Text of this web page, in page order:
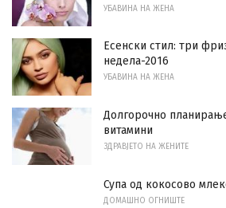
УБАВИНА НА ЖЕНА
Есенски стил: три
недела-2016
УБАВИНА НА ЖЕНА
Долгорочно
витамини
ЗДРАВЈЕТО НА ЖЕНИТЕ
Супа од кокосово
ДОМАШНО ОГНИШТЕ